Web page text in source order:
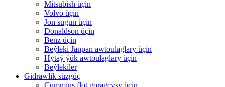
Mitsubish üçin
Volvo üçin
Jon sugun üçin
Donaldson üçin
Benz üçin
Beýleki Janpan awtoulaglary üçin
Hytaý ýük awtoulaglary üçin
Beýlekiler
Gidrawlik süzgüç
Cummins flot goragçysy üçin